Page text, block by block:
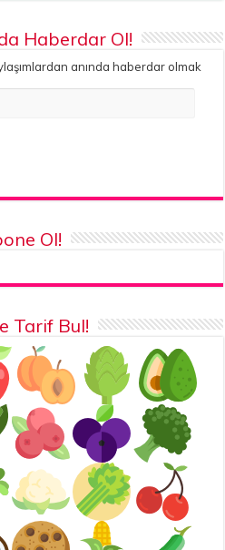
Haberdar Ol!
anında haberdar olmak
Ol!
Tarif Bul!